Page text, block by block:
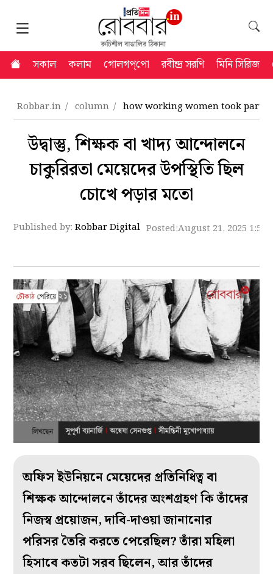
সকাল কলাম গোলগপ্‌পো রবীন্দ্র সরণি মিনি সিরিজ
Robbar.in column how working women took part
উদ্বাস্তু, শিক্ষক বা খাদ্য আন্দোলনে
চাকুরিরতা মেয়েদের উপস্থিতি ছিল
চোখে পড়ার মতো
Published by:Robbar Digital Posted:August 21, 2025 1:54
অফিস ইউনিয়নে মেয়েদের প্রতিনিধিত্ব বা
শিক্ষক আন্দোলনে তাঁদের অংশগ্রহণ কি তাঁদের
নিজস্ব প্রয়োজন, দাবি-দাওয়া জানানোর
পরিসর তৈরি করতে পেরেছিল? তাঁরা মহিলা
হিসাবে কতটা সরব ছিলেন, আর তাঁদের